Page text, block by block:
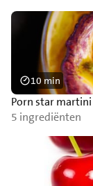
Porn star martini
5 ingrediënten
10 min